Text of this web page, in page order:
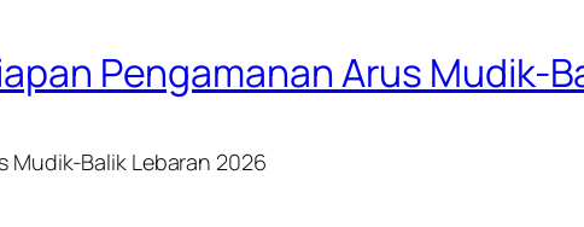
Pengamanan Arus Mudik-
Mudik-Balik Lebaran 2026